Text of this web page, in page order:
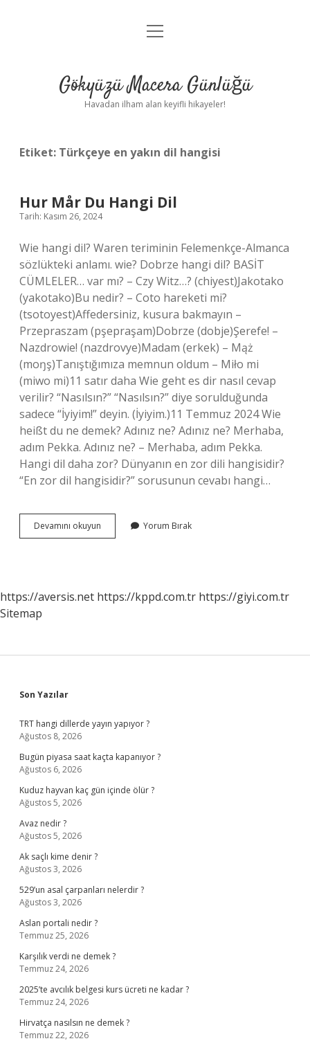
Anasayfa
Yasal Uyarı
menüyü
Gökyüzü Macera Günlüğü
Havadan ilham alan keyifli hikayeler!
Etiket: Türkçeye en yakın dil hangisi
Hur Mår Du Hangi Dil
Tarih: Kasım 26, 2024
Wie hangi dil? Waren teriminin Felemenkçe-Almanca
sözlükteki anlamı. wie? Dobrze hangi dil? BASİT
CÜMLELER… var mı? – Czy Witz…? (chiyest)Jakotako
(yakotako)Bu nedir? – Coto hareketi mi?
(tsotoyest)Affedersiniz, kusura bakmayın –
Przepraszam (pşepraşam)Dobrze (dobje)Şerefe! –
Nazdrowie! (nazdrovye)Madam (erkek) – Mąż
(moŋş)Tanıştığımıza memnun oldum – Miło mi
(miwo mi)11 satır daha Wie geht es dir nasıl cevap
verilir? “Nasılsın?” “Nasılsın?” diye sorulduğunda
sadece “İyiyim!” deyin. (İyiyim.)11 Temmuz 2024 Wie
heißt du ne demek? Adınız ne? Adınız ne? Merhaba,
adım Pekka. Adınız ne? – Merhaba, adım Pekka.
Hangi dil daha zor? Dünyanın en zor dili hangisidir?
“En zor dil hangisidir?” sorusunun cevabı hangi…
Devamını okuyun
Mår
Yorum Bırak
https://aversis.net https://kppd.com.tr https://giyi.com.tr
Sitemap
Sidebar
Son Yazılar
TRT hangi dillerde yayın yapıyor ?
Ağustos 8, 2026
Bugün piyasa saat kaçta kapanıyor ?
Ağustos 6, 2026
Kuduz hayvan kaç gün içinde ölür ?
Ağustos 5, 2026
Avaz nedir ?
Ağustos 5, 2026
Ak saçlı kime denir ?
Ağustos 3, 2026
529’un asal çarpanları nelerdir ?
Ağustos 3, 2026
Aslan portali nedir ?
Temmuz 25, 2026
Karşılık verdi ne demek ?
Temmuz 24, 2026
2025’te avcılık belgesi kurs ücreti ne kadar ?
Temmuz 24, 2026
Hirvatça nasılsın ne demek ?
Temmuz 22, 2026